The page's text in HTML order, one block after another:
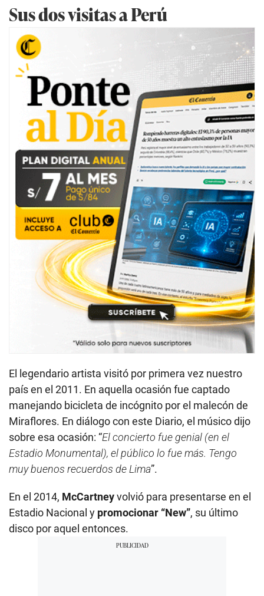
Sus dos visitas a Perú
El legendario artista visitó por primera vez nuestro
país en el 2011. En aquella ocasión fue captado
manejando bicicleta de incógnito por el malecón de
Miraflores. En diálogo con este Diario, el músico dijo
sobre esa ocasión: “El concierto fue genial (en el
Estadio Monumental), el público lo fue más. Tengo
muy buenos recuerdos de Lima”.
En el 2014, McCartneyvolvió para presentarse en el
Estadio Nacional y promocionar “New”, su último
disco por aquel entonces.